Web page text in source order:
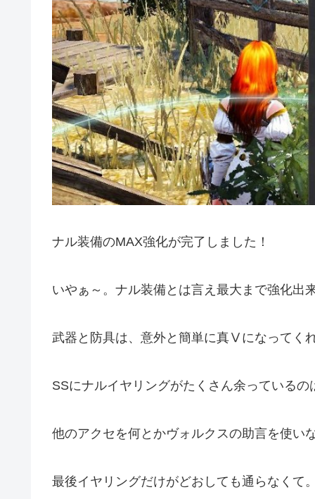
ナル装備のMAX強化が完了しました！
いやぁ～。ナル装備とは言え最大まで強化出
武器と防具は、意外と簡単に真Ⅴになってく
SSにナルイヤリングがたくさん余っている
他のアクセを何とかヴォルクスの助言を使い
最後イヤリングだけがどおしても通らなくて